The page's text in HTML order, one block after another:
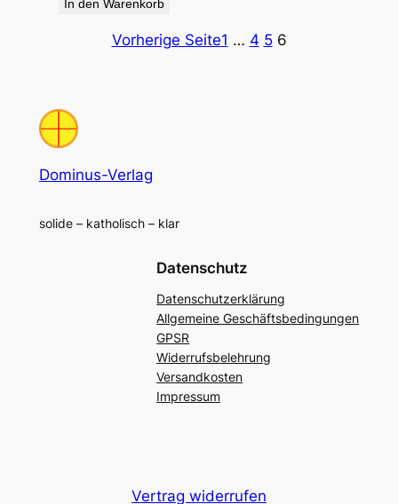
In den Warenkorb
Vorherige Seite1 … 4 5 6
Dominus-Verlag
solide – katholisch – klar
Datenschutz
Datenschutzerklärung
Allgemeine Geschäftsbedingungen
GPSR
Widerrufsbelehrung
Versandkosten
Impressum
Vertrag widerrufen